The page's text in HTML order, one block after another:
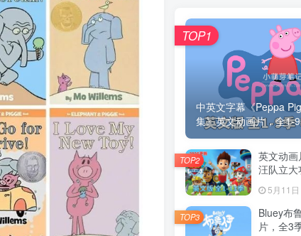
中英文字幕《Peppa
集》英文动画片，全1-
TOP1
英文动画
汪队立
字幕，带
度云网
5月11
TOP2
Bluey布
片，全3
TOP3